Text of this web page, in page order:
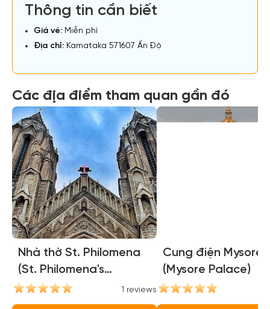
Thông tin cần biết
Giá vé: Miễn phí
Địa chỉ: Karnataka 571607 Ấn Độ
Các địa điểm tham quan gần đó
Nhà thờ St. Philomena
(St. Philomena's
Cathedral)
1 reviews
Cung điện Mysore
(Mysore Palace)